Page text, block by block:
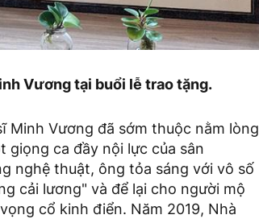
Vương tại buổi lễ trao tặng.
Minh Vương đã sớm thuộc nằm lòng
ca đầy nội lực của sân
nghệ thuật, ông tỏa sáng với vô số
cải lương" và để lại cho người mộ
cổ kinh điển. Năm 2019, Nhà